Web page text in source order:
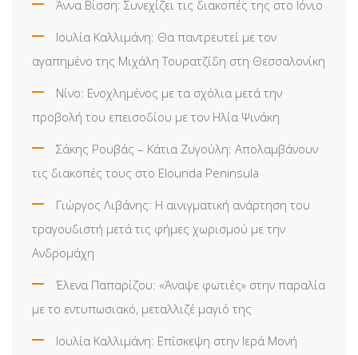
Άννα Βίσση: Συνεχίζει τις διακοπές της στο Ιόνιο
Ιουλία Καλλιμάνη: Θα παντρευτεί με τον
αγαπημένο της Μιχάλη Τουρατζίδη στη Θεσσαλονίκη
Νίνο: Ενοχλημένος με τα σχόλια μετά την
προβολή του επεισοδίου με τον Ηλία Ψινάκη
Σάκης Ρουβάς – Κάτια Ζυγούλη: Απολαμβάνουν
τις διακοπές τους στο Elounda Peninsula
Γιώργος Λιβάνης: Η αινιγματική ανάρτηση του
τραγουδιστή μετά τις φήμες χωρισμού με την
Ανδρομάχη
Έλενα Παπαρίζου: «Άναψε φωτιές» στην παραλία
με το εντυπωσιακό, μεταλλιζέ μαγιό της
Ιουλία Καλλιμάνη: Επίσκεψη στην Ιερά Μονή